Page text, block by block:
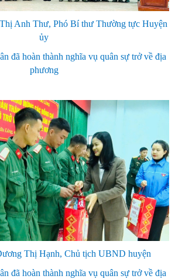
Anh Thư, Phó Bí thư Thường tực Huyện
ủy
đã hoàn thành nghĩa vụ quân sự trở về địa
phương
Thị Hạnh, Chủ tịch UBND huyện
đã hoàn thành nghĩa vụ quân sự trở về địa